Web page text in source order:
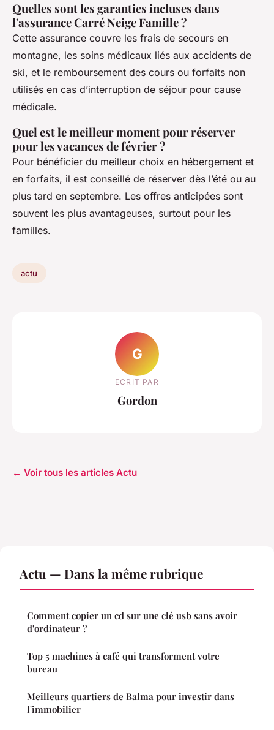
Quelles sont les garanties incluses dans
l'assurance Carré Neige Famille ?
Cette assurance couvre les frais de secours en
montagne, les soins médicaux liés aux accidents de
ski, et le remboursement des cours ou forfaits non
utilisés en cas d’interruption de séjour pour cause
médicale.
Quel est le meilleur moment pour réserver
pour les vacances de février ?
Pour bénéficier du meilleur choix en hébergement et
en forfaits, il est conseillé de réserver dès l’été ou au
plus tard en septembre. Les offres anticipées sont
souvent les plus avantageuses, surtout pour les
familles.
actu
G
ECRIT PAR
Gordon
← Voir tous les articles Actu
Actu — Dans la même rubrique
Comment copier un cd sur une clé usb sans avoir
d'ordinateur ?
Top 5 machines à café qui transforment votre
bureau
Meilleurs quartiers de Balma pour investir dans
l'immobilier